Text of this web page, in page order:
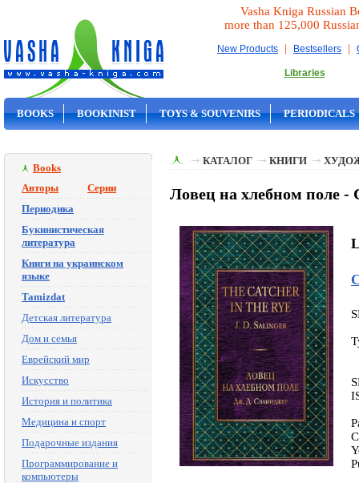
Vasha Kniga Russian
more than 125,000
New Products | Bestsellers |
Libraries
BOOKS BOOKINIST TOYS & SOUVENIRS PERIODICALS
Books
Авторы
Серии
Периодика
Букинистическая
литература
Книги на украинском
языке
Tamizdat
Детская литература
Дом и семья
Еврейский мир
Искусство
История и политика
Медицина и спорт
Подарочные издания
Программирование и
компьютеры
КАТАЛОГ КНИГИ
Ловец на хлебном поле